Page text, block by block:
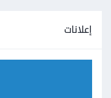
إعلانات